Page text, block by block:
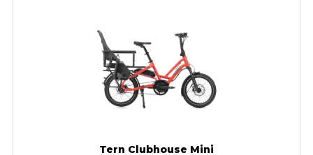
Tern Clubhouse Mini